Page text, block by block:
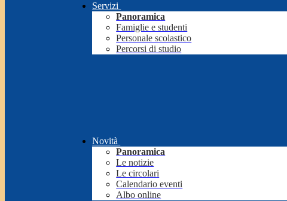
Servizi
Panoramica
Famiglie e studenti
Personale scolastico
Percorsi di studio
Novità
Panoramica
Le notizie
Le circolari
Calendario eventi
Albo online